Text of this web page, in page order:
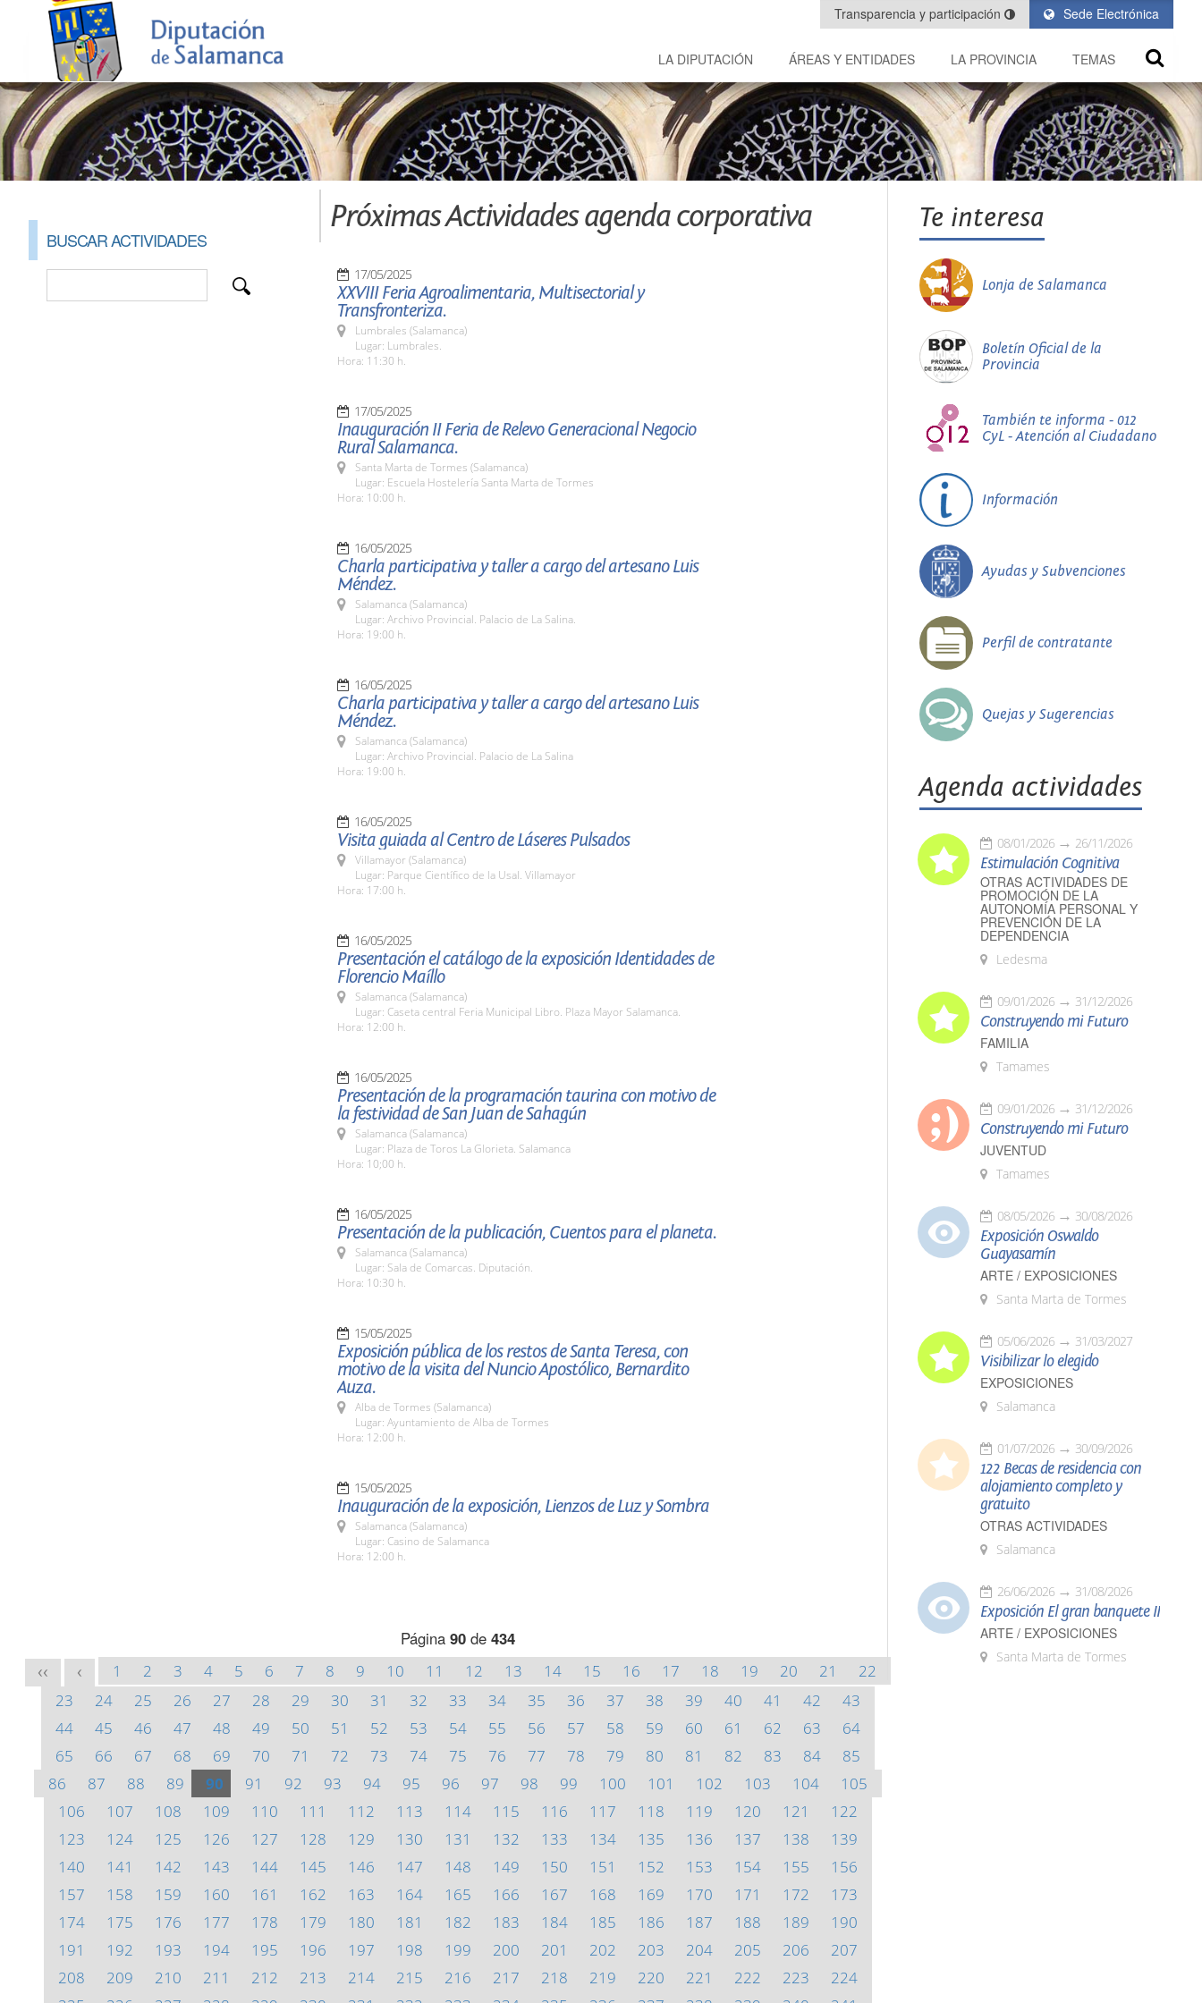
Sede Electrónica
Transparencia y participación
LA DIPUTACIÓN ÁREAS Y ENTIDADES LA PROVINCIA TEMAS
BUSCAR ACTIVIDADES
Próximas Actividades agenda corporativa
17/05/2025
XXVIII Feria Agroalimentaria, Multisectorial y
Transfronteriza.
Lumbrales (Salamanca)
Lugar: Lumbrales.
Hora: 11:30 h.
17/05/2025
Inauguración II Feria de Relevo Generacional Negocio
Rural Salamanca.
Santa Marta de Tormes (Salamanca)
Lugar: Escuela Hostelería Santa Marta de Tormes
Hora: 10:00 h.
16/05/2025
Charla participativa y taller a cargo del artesano Luis
Méndez.
Salamanca (Salamanca)
Lugar: Archivo Provincial. Palacio de La Salina.
Hora: 19:00 h.
16/05/2025
Charla participativa y taller a cargo del artesano Luis
Méndez.
Salamanca (Salamanca)
Lugar: Archivo Provincial. Palacio de La Salina
Hora: 19:00 h.
16/05/2025
Visita guiada al Centro de Láseres Pulsados
Villamayor (Salamanca)
Lugar: Parque Científico de la Usal. Villamayor
Hora: 17:00 h.
16/05/2025
Presentación el catálogo de la exposición Identidades de
Florencio Maíllo
Salamanca (Salamanca)
Lugar: Caseta central Feria Municipal Libro. Plaza Mayor Salamanca.
Hora: 12:00 h.
16/05/2025
Presentación de la programación taurina con motivo de
la festividad de San Juan de Sahagún
Salamanca (Salamanca)
Lugar: Plaza de Toros La Glorieta. Salamanca
Hora: 10;00 h.
16/05/2025
Presentación de la publicación, Cuentos para el planeta.
Salamanca (Salamanca)
Lugar: Sala de Comarcas. Diputación.
Hora: 10:30 h.
15/05/2025
Exposición pública de los restos de Santa Teresa, con
motivo de la visita del Nuncio Apostólico, Bernardito
Auza.
Alba de Tormes (Salamanca)
Lugar: Ayuntamiento de Alba de Tormes
Hora: 12:00 h.
15/05/2025
Inauguración de la exposición, Lienzos de Luz y Sombra
Salamanca (Salamanca)
Lugar: Casino de Salamanca
Hora: 12:00 h.
Página 90 de 434
<< < 1 2 3 4 5 6 7 8 9 10 11 12 13 14 15 16 17 18 19 20 21
22
23
24 25 26 27 28 29 30 31 32 33 34 35 36 37 38 39 40 41 42
43
44
45 46 47 48 49 50 51 52 53 54 55 56 57 58 59 60 61 62 63
64
65
66 67 68 69 70 71 72 73 74 75 76 77 78 79 80 81 82 83 84
85
86
87 88 89 90 91 92 93 94 95 96 97 98 99 100 101 102 103 104
105
106
107 108 109 110 111 112 113 114 115 116 117 118 119 120 121
122
123
124 125 126 127 128 129 130 131 132 133 134 135 136 137 138
139
140
141 142 143 144 145 146 147 148 149 150 151 152 153 154 155
156
157
158 159 160 161 162 163 164 165 166 167 168 169 170 171 172
173
174
175 176 177 178 179 180 181 182 183 184 185 186 187 188 189
190
191
192 193 194 195 196 197 198 199 200 201 202 203 204 205 206
207
208
209 210 211 212 213 214 215 216 217 218 219 220 221 222 223
224
Te interesa
Lonja de Salamanca
Boletín Oficial de la
Provincia
También te informa - 012
CyL - Atención al Ciudadano
Información
Ayudas y Subvenciones
Perfil de contratante
Quejas y Sugerencias
Agenda actividades
08/01/2026 26/11/2026
Estimulación Cognitiva
OTRAS ACTIVIDADES DE
PROMOCIÓN DE LA
AUTONOMÍA PERSONAL Y
PREVENCIÓN DE LA
DEPENDENCIA
Ledesma
09/01/2026 31/12/2026
Construyendo mi Futuro
FAMILIA
Tamames
09/01/2026 31/12/2026
Construyendo mi Futuro
JUVENTUD
Tamames
08/05/2026 30/08/2026
Exposición Oswaldo
Guayasamín
ARTE / EXPOSICIONES
Santa Marta de Tormes
05/06/2026 31/03/2027
Visibilizar lo elegido
EXPOSICIONES
Salamanca
01/07/2026 30/09/2026
122 Becas de residencia con
alojamiento completo y
gratuito
OTRAS ACTIVIDADES
Salamanca
26/06/2026 31/08/2026
Exposición El gran banquete II
ARTE / EXPOSICIONES
Santa Marta de Tormes